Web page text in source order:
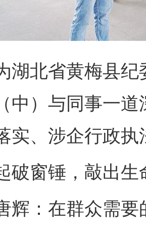
北省黄梅县纪
中）与同事一
实、涉企行政
窗锤，敲出生
：在群众需要